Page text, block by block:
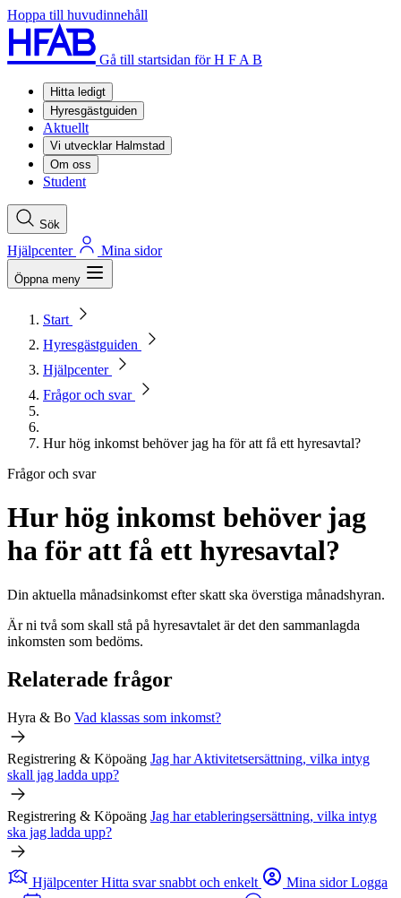
Hoppa till huvudinnehåll
Gå till startsidan för H F A B
Hitta ledigt
Hyresgästguiden
Aktuellt
Vi utvecklar Halmstad
Om oss
Student
Sök
Hjälpcenter Mina sidor
Öppna meny
Start
Hyresgästguiden
Hjälpcenter
Frågor och svar
Hur hög inkomst behöver jag ha för att få ett hyresavtal?
Frågor och svar
Hur hög inkomst behöver jag
ha för att få ett hyresavtal?
Din aktuella månadsinkomst efter skatt ska överstiga månadshyran.
Är ni två som skall stå på hyresavtalet är det den sammanlagda
inkomsten som bedöms.
Relaterade frågor
Hyra & Bo Vad klassas som inkomst?
Registrering & Köpoäng Jag har Aktivitetsersättning, vilka intyg
skall jag ladda upp?
Registrering & Köpoäng Jag har etableringsersättning, vilka intyg
ska jag ladda upp?
Hjälpcenter Hitta svar snabbt och enkelt Mina sidor Logga